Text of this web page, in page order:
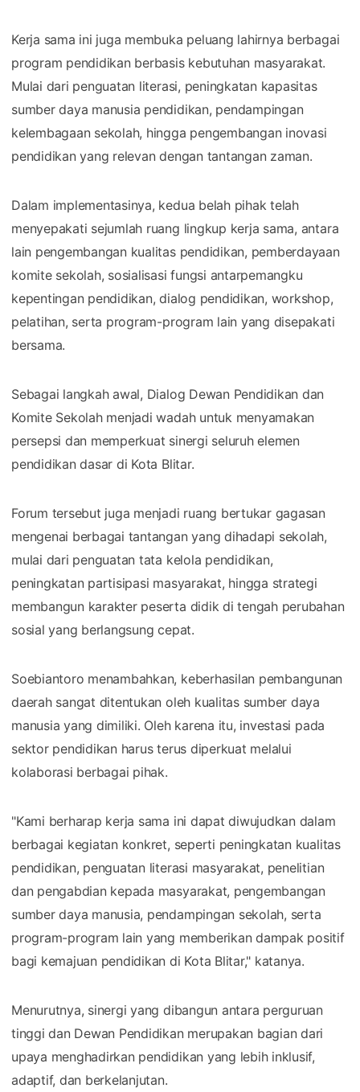
Kerja sama ini juga membuka peluang lahirnya berbagai
program pendidikan berbasis kebutuhan masyarakat.
Mulai dari penguatan literasi, peningkatan kapasitas
sumber daya manusia pendidikan, pendampingan
kelembagaan sekolah, hingga pengembangan inovasi
pendidikan yang relevan dengan tantangan zaman.
Dalam implementasinya, kedua belah pihak telah
menyepakati sejumlah ruang lingkup kerja sama, antara
lain pengembangan kualitas pendidikan, pemberdayaan
komite sekolah, sosialisasi fungsi antarpemangku
kepentingan pendidikan, dialog pendidikan, workshop,
pelatihan, serta program-program lain yang disepakati
bersama.
Sebagai langkah awal, Dialog Dewan Pendidikan dan
Komite Sekolah menjadi wadah untuk menyamakan
persepsi dan memperkuat sinergi seluruh elemen
pendidikan dasar di Kota Blitar.
Forum tersebut juga menjadi ruang bertukar gagasan
mengenai berbagai tantangan yang dihadapi sekolah,
mulai dari penguatan tata kelola pendidikan,
peningkatan partisipasi masyarakat, hingga strategi
membangun karakter peserta didik di tengah perubahan
sosial yang berlangsung cepat.
Soebiantoro menambahkan, keberhasilan pembangunan
daerah sangat ditentukan oleh kualitas sumber daya
manusia yang dimiliki. Oleh karena itu, investasi pada
sektor pendidikan harus terus diperkuat melalui
kolaborasi berbagai pihak.
"Kami berharap kerja sama ini dapat diwujudkan dalam
berbagai kegiatan konkret, seperti peningkatan kualitas
pendidikan, penguatan literasi masyarakat, penelitian
dan pengabdian kepada masyarakat, pengembangan
sumber daya manusia, pendampingan sekolah, serta
program-program lain yang memberikan dampak positif
bagi kemajuan pendidikan di Kota Blitar," katanya.
Menurutnya, sinergi yang dibangun antara perguruan
tinggi dan Dewan Pendidikan merupakan bagian dari
upaya menghadirkan pendidikan yang lebih inklusif,
adaptif, dan berkelanjutan.